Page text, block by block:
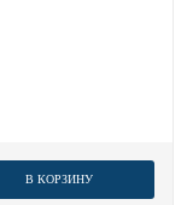
В КОРЗИНУ